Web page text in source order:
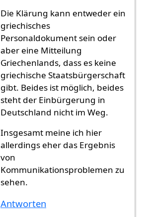
Die Klärung kann entweder ein
griechisches
Personaldokument sein oder
aber eine Mitteilung
Griechenlands, dass es keine
griechische Staatsbürgerschaft
gibt. Beides ist möglich, beides
steht der Einbürgerung in
Deutschland nicht im Weg.
Insgesamt meine ich hier
allerdings eher das Ergebnis
von
Kommunikationsproblemen zu
sehen.
Antworten